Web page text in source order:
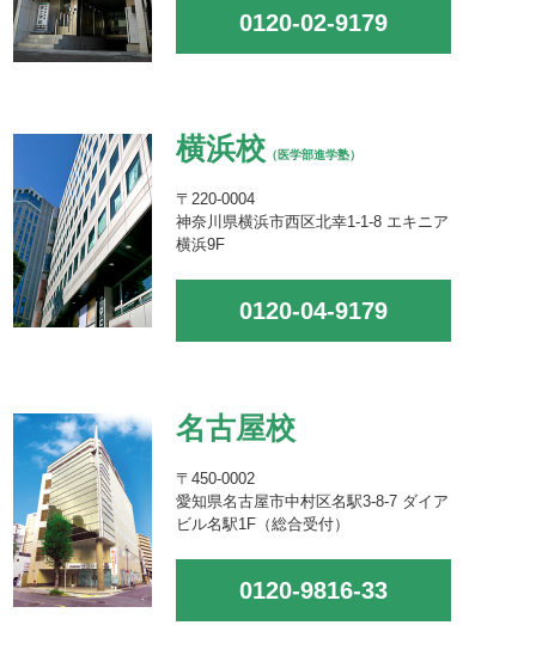
0120-02-9179
横浜校 （医学部進学塾）
〒220-0004
神奈川県横浜市西区北幸1-1-8 エキニア
横浜9F
0120-04-9179
名古屋校
〒450-0002
愛知県名古屋市中村区名駅3-8-7 ダイア
ビル名駅1F（総合受付）
0120-9816-33